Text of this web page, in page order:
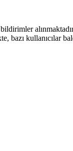
kullanıcılar